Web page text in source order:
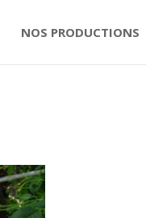
NOS PRODUCTIONS